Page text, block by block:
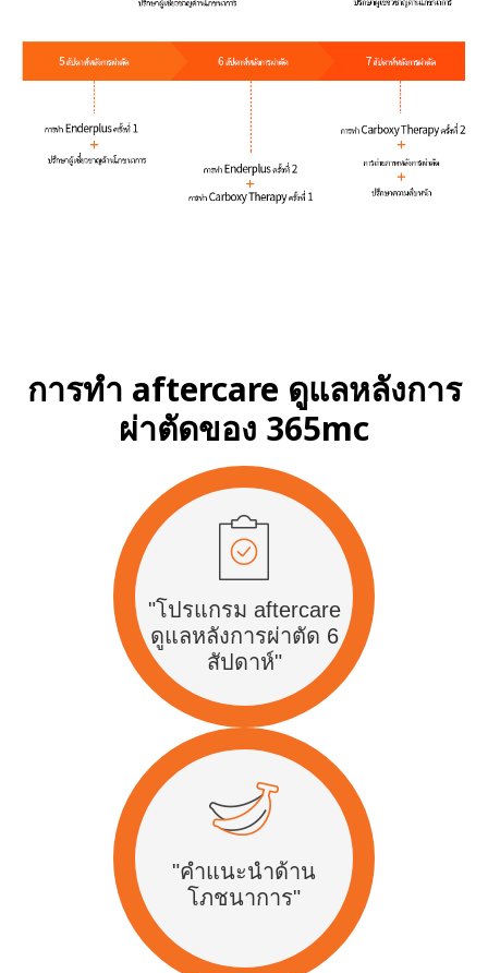
การทำ aftercare ดูแลหลังการ
ผ่าตัดของ 365mc
"โปรแกรม aftercare
ดูแลหลังการผ่าตัด 6
สัปดาห์"
"คำแนะนำด้าน
โภชนาการ"